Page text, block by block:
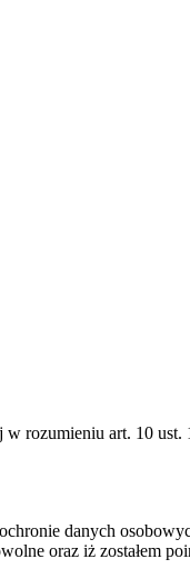
rozumieniu art. 10
danych
oraz iż zostałem